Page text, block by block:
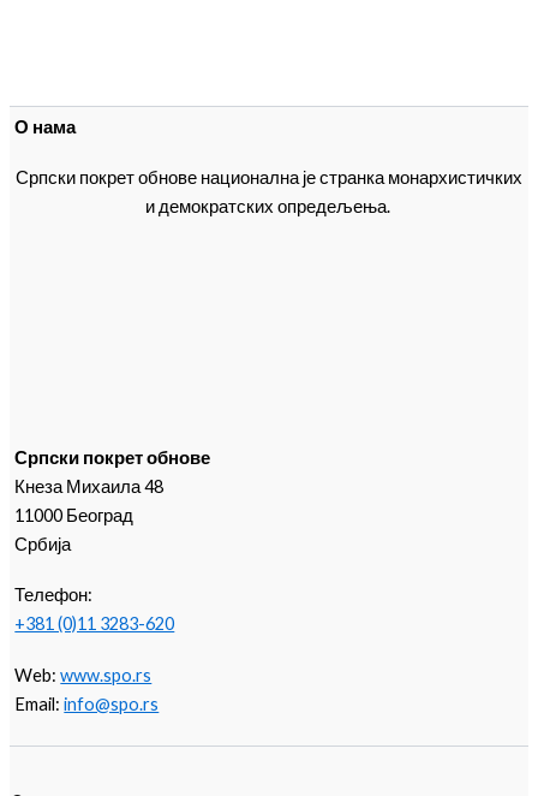
О нама
Српски покрет обнове национална је странка монархистичких
и демократских опредељења.
Српски покрет обнове
Кнеза Михаила 48
11000 Београд
Србија
Телефон:
+381 (0)11 3283-620
Web:www.spo.rs
Email:info@spo.rs